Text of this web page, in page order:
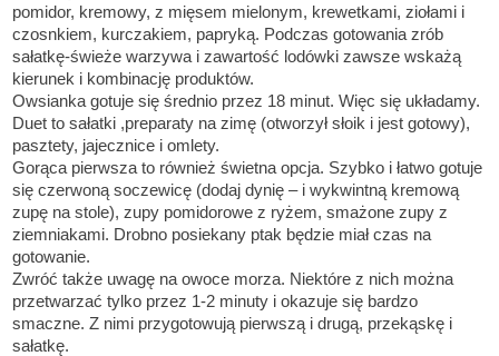
pomidor, kremowy, z mięsem mielonym, krewetkami, ziołami i
czosnkiem, kurczakiem, papryką. Podczas gotowania zrób
sałatkę-świeże warzywa i zawartość lodówki zawsze wskażą
kierunek i kombinację produktów.
Owsianka gotuje się średnio przez 18 minut. Więc się układamy.
Duet to sałatki ,preparaty na zimę (otworzył słoik i jest gotowy),
pasztety, jajecznice i omlety.
Gorąca pierwsza to również świetna opcja. Szybko i łatwo gotuje
się czerwoną soczewicę (dodaj dynię – i wykwintną kremową
zupę na stole), zupy pomidorowe z ryżem, smażone zupy z
ziemniakami. Drobno posiekany ptak będzie miał czas na
gotowanie.
Zwróć także uwagę na owoce morza. Niektóre z nich można
przetwarzać tylko przez 1-2 minuty i okazuje się bardzo
smaczne. Z nimi przygotowują pierwszą i drugą, przekąskę i
sałatkę.